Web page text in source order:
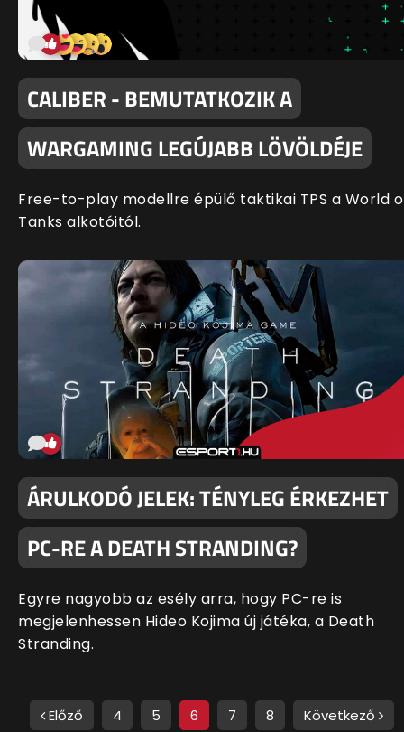
CALIBER - BEMUTATKOZIK A
WARGAMING LEGÚJABB LÖVÖLDÉJE
Free-to-play modellre épülő taktikai TPS a World
Tanks alkotóitól.
ÁRULKODÓ JELEK: TÉNYLEG ÉRKEZHET
PC-RE A DEATH STRANDING?
Egyre nagyobb az esély arra, hogy PC-re is
megjelenhessen Hideo Kojima új játéka, a Death
Stranding.
Előző 4 5 6 7 8 Következő